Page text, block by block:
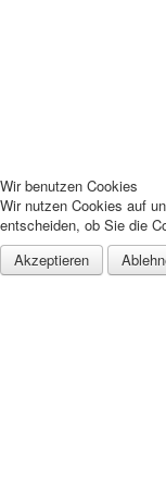
Wir benutzen Cookies
Wir nutzen Cookies auf
entscheiden, ob Sie die
Akzeptieren